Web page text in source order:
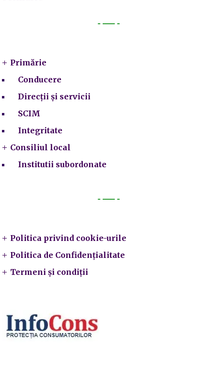
Primărie
Conducere
Direcții și servicii
SCIM
Integritate
Consiliul local
Institutii subordonate
Politica privind cookie-urile
Politica de Confidențialitate
Termeni și condiții